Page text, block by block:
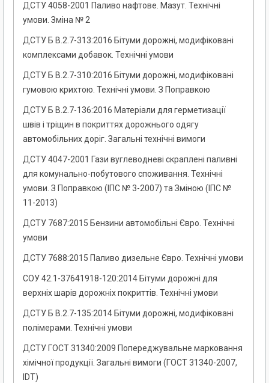
ДСТУ 4058-2001 Паливо нафтове. Мазут. Технічні
умови. Зміна № 2
ДСТУ Б В.2.7-313:2016 Бітуми дорожні, модифіковані
комплексами добавок. Технічні умови
ДСТУ Б В.2.7-310:2016 Бітуми дорожні, модифіковані
гумовою крихтою. Технічні умови. З Поправкою
ДСТУ Б В.2.7-136:2016 Матеріали для герметизації
швів і тріщин в покриттях дорожнього одягу
автомобільних доріг. Загальні технічні вимоги
ДСТУ 4047-2001 Гази вуглеводневі скраплені паливні
для комунально-побутового споживання. Технічні
умови. З Поправкою (ІПС № 3-2007) та Зміною (ІПС №
11-2013)
ДСТУ 7687:2015 Бензини автомобільні Євро. Технічні
умови
ДСТУ 7688:2015 Паливо дизельне Євро. Технічні умови
СОУ 42.1-37641918-120:2014 Бітуми дорожні для
верхніх шарів дорожніх покриттів. Технічні умови
ДСТУ Б В.2.7-135:2014 Бітуми дорожні, модифіковані
полімерами. Технічні умови
ДСТУ ГОСТ 31340:2009 Попереджувальне марковання
хімічної продукції. Загальні вимоги (ГОСТ 31340-2007,
ІDT)